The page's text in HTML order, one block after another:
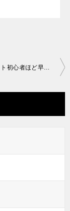
アフィリエイト初心者ほど早い段階でＨＴＭＬやＣＳＳの構造や関連タグを覚えておこう